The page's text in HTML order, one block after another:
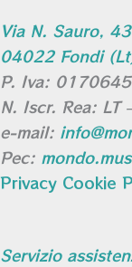
Via N. Sauro, 43
04022 Fondi
P. Iva:
N. Iscr. Rea: LT
e-mail:
Pec:
Privacy Cookie
Servizio